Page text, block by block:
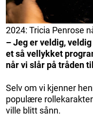
2024: Tricia Penrose
– Jeg er veldig,
et så vellykket
når vi slår på tråden
Selv om vi kjenner
populære
ville blitt sånn.